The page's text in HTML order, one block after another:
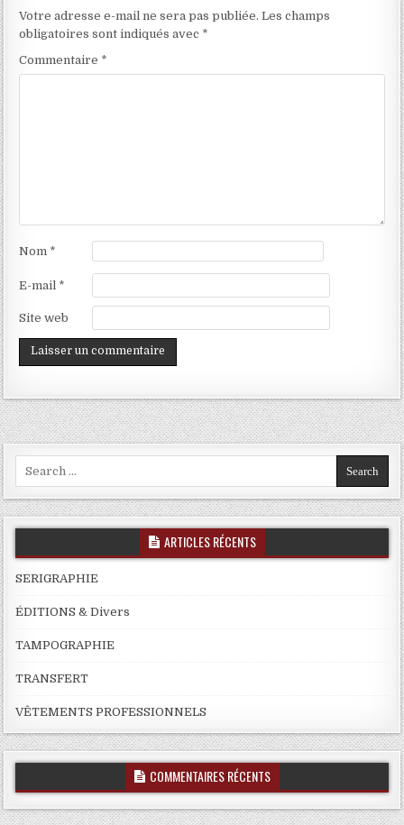
Votre adresse e-mail ne sera pas publiée. Les champs
obligatoires sont indiqués avec *
Commentaire *
Nom *
E-mail *
Site web
ARTICLES RÉCENTS
SERIGRAPHIE
ÉDITIONS & Divers
TAMPOGRAPHIE
TRANSFERT
VÊTEMENTS PROFESSIONNELS
COMMENTAIRES RÉCENTS